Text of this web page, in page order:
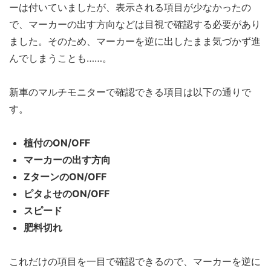
ーは付いていましたが、表示される項目が少なかったの
で、マーカーの出す方向などは目視で確認する必要があり
ました。そのため、マーカーを逆に出したまま気づかず進
んでしまうことも……。
新車のマルチモニターで確認できる項目は以下の通りで
す。
植付のON/OFF
マーカーの出す方向
ZターンのON/OFF
ピタよせのON/OFF
スピード
肥料切れ
これだけの項目を一目で確認できるので、マーカーを逆に